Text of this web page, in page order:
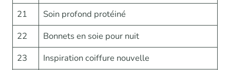
21
Soin profond protéiné
22
Bonnets en soie pour nuit
23
Inspiration coiffure nouvelle